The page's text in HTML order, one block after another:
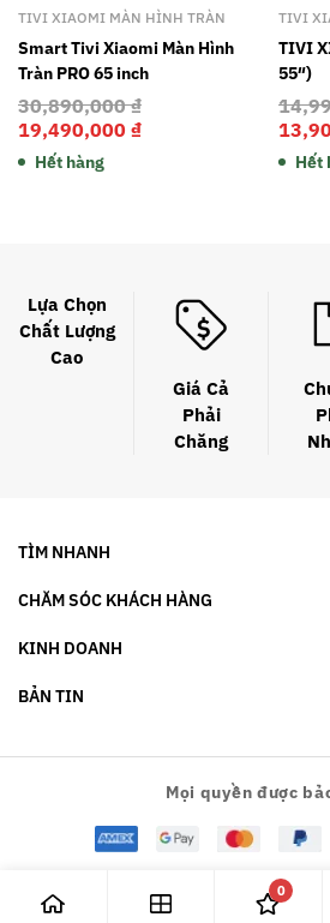
TIVI XIAOMI MÀN HÌNH TRÀN
Smart Tivi Xiaomi Màn Hình
Tràn PRO 65 inch
30,890,000₫
19,490,000 ₫
Hết hàng
TIVI
TIVI
55″)
Hết
Lựa Chọn
Chất Lượng
Cao
Giá Cả
Phải
Chăng
TÌM NHANH
CHĂM SÓC KHÁCH HÀNG
KINH DOANH
BẢN TIN
Mọi quyền được
0